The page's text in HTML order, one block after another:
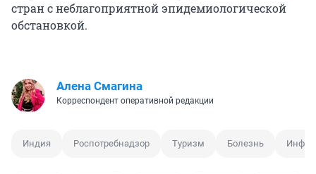
стран с неблагоприятной эпидемиологической
обстановкой.
Алена Смагина
Корреспондент оперативной редакции
Индия Роспотребнадзор Туризм Болезнь